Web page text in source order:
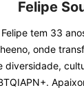
Felipe
tem 33
onde
diversidade,